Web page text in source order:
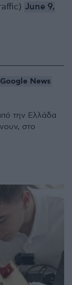
June 9,
News
την Ελλάδα
στο